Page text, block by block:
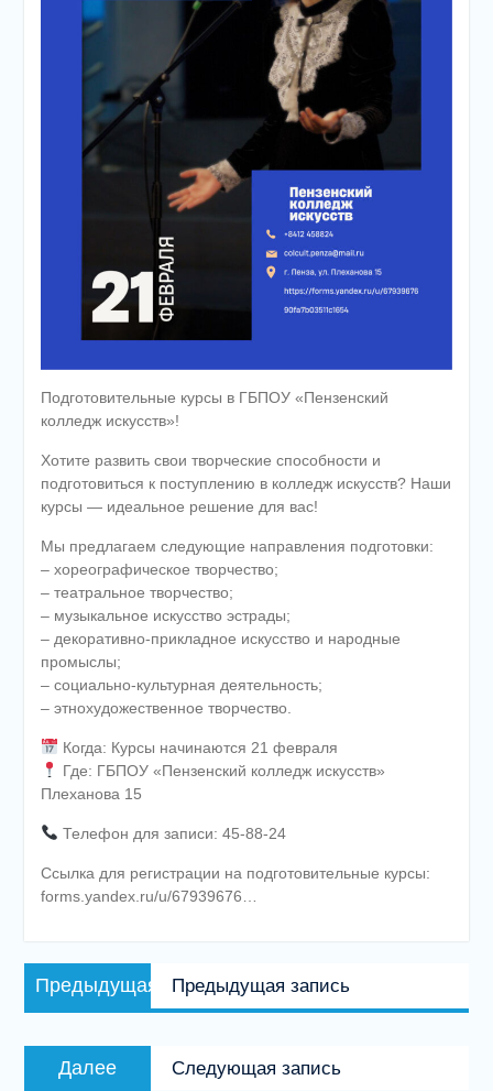
Подготовительные курсы в ГБПОУ «Пензенский
колледж искусств»!
Хотите развить свои творческие способности и
подготовиться к поступлению в колледж искусств? Наши
курсы — идеальное решение для вас!
Мы предлагаем следующие направления подготовки:
– хореографическое творчество;
– театральное творчество;
– музыкальное искусство эстрады;
– декоративно-прикладное искусство и народные
промыслы;
– социально-культурная деятельность;
– этнохудожественное творчество.
Когда: Курсы начинаются 21 февраля
Где: ГБПОУ «Пензенский колледж искусств»
Плеханова 15
Телефон для записи: 45-88-24
Ссылка для регистрации на подготовительные курсы:
forms.yandex.ru/u/67939676…
Навигация
по
Предыдущая
запись:
Предыдущая запись
Далее
запись:
Следующая запись